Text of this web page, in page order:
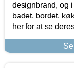
designbrand, og i
badet, bordet,
her for at se